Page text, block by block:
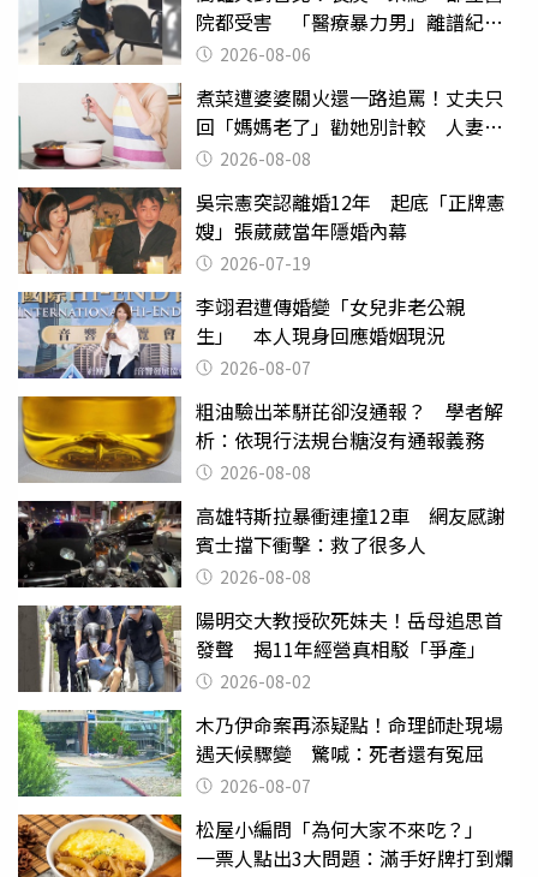
院都受害 「醫療暴力男」離譜紀錄
曝光2026-08-06
煮菜遭婆婆關火還一路追罵！丈夫只
回「媽媽老了」勸她別計較 人妻超
崩潰：我像台傭
2026-08-08
吳宗憲突認離婚12年 起底「正牌憲
嫂」張葳葳當年隱婚內幕
2026-07-19
李翊君遭傳婚變「女兒非老公親
生」 本人現身回應婚姻現況
2026-08-07
粗油驗出苯駢芘卻沒通報？ 學者解
析：依現行法規台糖沒有通報義務
2026-08-08
高雄特斯拉暴衝連撞12車 網友感謝
賓士擋下衝擊：救了很多人
2026-08-08
陽明交大教授砍死妹夫！岳母追思首
發聲 揭11年經營真相駁「爭產」
2026-08-02
木乃伊命案再添疑點！命理師赴現場
遇天候驟變 驚喊：死者還有冤屈
2026-08-07
松屋小編問「為何大家不來吃？」
一票人點出3大問題：滿手好牌打到爛